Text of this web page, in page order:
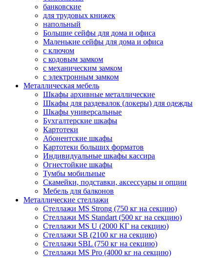
банковские
для трудовых книжек
напольный
Большие сейфы для дома и офиса
Маленькие сейфы для дома и офиса
с ключом
с кодовым замком
с механическим замком
с электронным замком
Металлическая мебель
Шкафы архивные металлические
Шкафы для раздевалок (локеры) для одежды
Шкафы универсальные
Бухгалтерские шкафы
Картотеки
Абонентские шкафы
Картотеки больших форматов
Индивидуальные шкафы кассира
Огнестойкие шкафы
Тумбы мобильные
Скамейки, подставки, аксессуары и опции
Мебель для балконов
Металлические стеллажи
Стеллажи MS Strong (750 кг на секцию)
Стеллажи MS Standart (500 кг на секцию)
Стеллажи MS U (2000 КГ на секцию)
Стеллажи SB (2100 кг на секцию)
Стеллажи SBL (750 кг на секцию)
Стеллажи MS Pro (4000 кг на секцию)